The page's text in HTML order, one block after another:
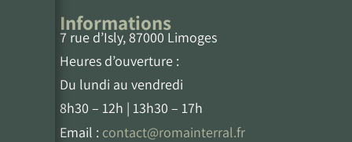
Informations
7 rue d’Isly, 87000 Limoges
Heures d’ouverture :
Du lundi au vendredi
8h30 – 12h | 13h30 – 17h
Email : contact@romainterral.fr